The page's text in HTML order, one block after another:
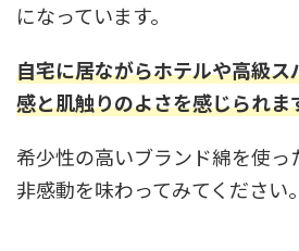
になっています。
自宅に居ながらホテルや高級
感と肌触りのよさを感じられま
希少性の高いブランド綿を使っ
非感動を味わってみてください。